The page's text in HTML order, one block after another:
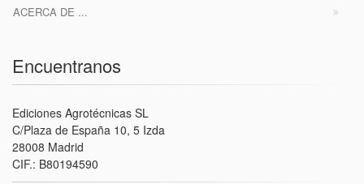
ACERCA DE ...
Encuentranos
Ediciones Agrotécnicas SL
C/Plaza de España 10, 5 Izda
28008 Madrid
CIF.: B80194590